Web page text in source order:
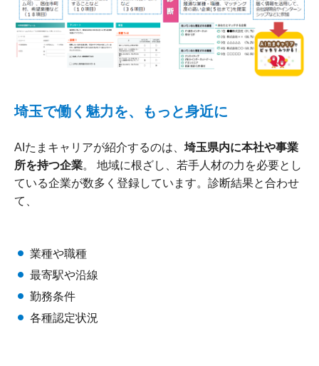
埼玉で働く魅力を、もっと身近に
AIたまキャリアが紹介するのは、 埼玉県内に本社や事業
所を持つ企業。 地域に根ざし、若手人材の力を必要とし
ている企業が数多く登録しています。診断結果と合わせ
て、
業種や職種
最寄駅や沿線
勤務条件
各種認定状況